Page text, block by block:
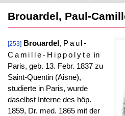
Brouardel, Paul-
[253] Brouardel , Paul-
Camille-Hippolyte in
Paris, geb. 13. Febr. 1837 zu
Saint-Quentin (Aisne),
studierte in Paris, wurde
daselbst Interne des hôp.
1859, Dr. med. 1865 mit der